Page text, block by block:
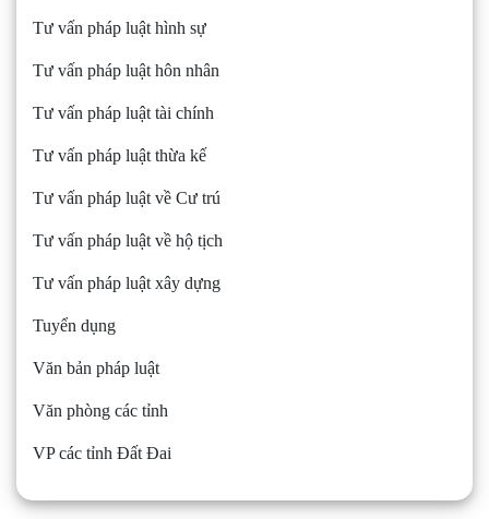
Tư vấn pháp luật hình sự
Tư vấn pháp luật hôn nhân
Tư vấn pháp luật tài chính
Tư vấn pháp luật thừa kế
Tư vấn pháp luật về Cư trú
Tư vấn pháp luật về hộ tịch
Tư vấn pháp luật xây dựng
Tuyển dụng
Văn bản pháp luật
Văn phòng các tỉnh
VP các tỉnh Đất Đai